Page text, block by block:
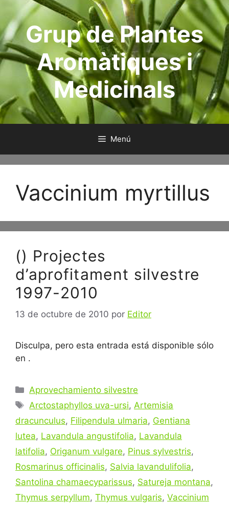
contenidoGrup de Plantes
Aromàtiques i
Medicinals
Menú
Vaccinium myrtillus
() Projectes
d’aprofitament silvestre
1997-2010
13 de octubre de 2010 por Editor
Disculpa, pero esta entrada está disponible sólo
en .
Categorías
Aprovechamiento silvestre
Etiquetas
Arctostaphyllos uva-ursi, Artemisia
dracunculus, Filipendula ulmaria, Gentiana
lutea, Lavandula angustifolia, Lavandula
latifolia, Origanum vulgare, Pinus sylvestris,
Rosmarinus officinalis, Salvia lavandulifolia,
Santolina chamaecyparissus, Satureja montana,
Thymus serpyllum, Thymus vulgaris, Vaccinium